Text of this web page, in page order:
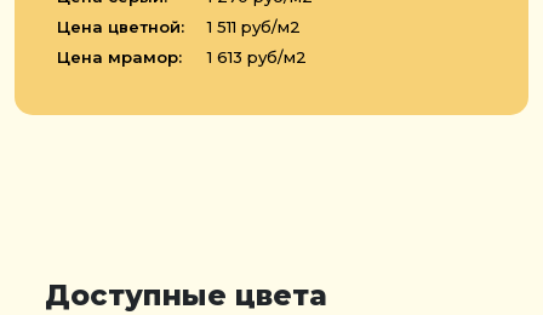
Цена цветной:
1 511 руб/м2
Цена мрамор:
1 613 руб/м2
Доступные цвета